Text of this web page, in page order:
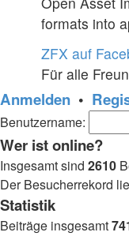
formats into
ZFX auf
Für alle
Anmelden •
Benutzername:
Wer ist online?
Insgesamt sind 2610
Der Besucherrekord
Statistik
Beiträge insgesamt